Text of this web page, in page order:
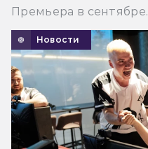
Премьера в сентябре.
Новости